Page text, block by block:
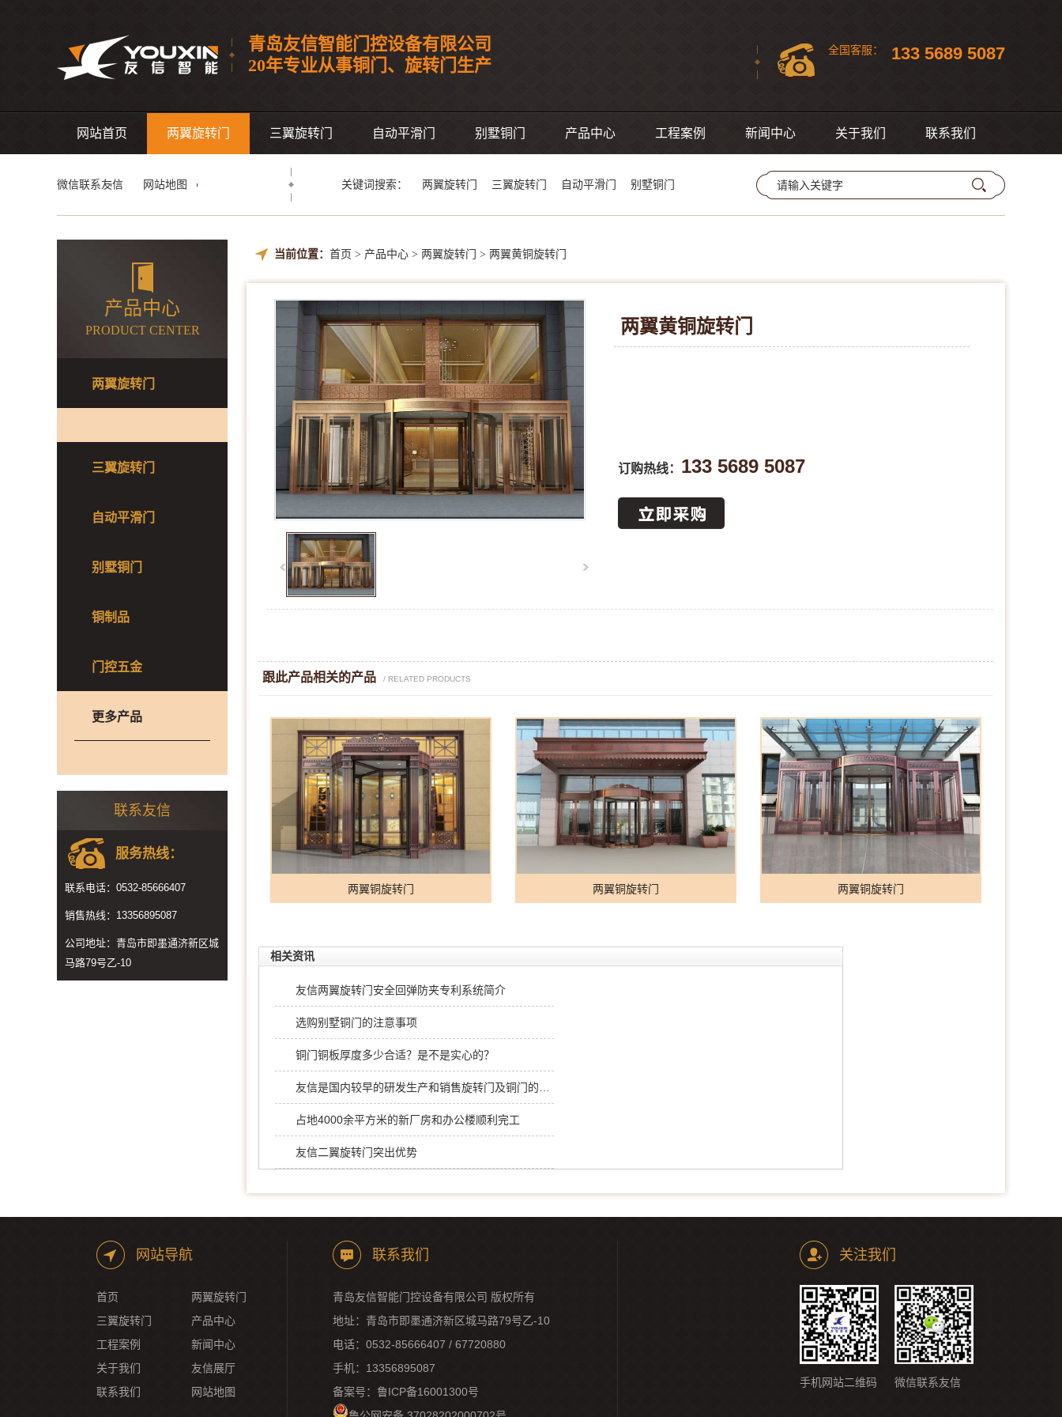
青岛友信智能门控设备有限公司
20年专业从事铜门、旋转门生产
全国 客服： 133 5689 5087
网站首页 两翼旋转门 三翼旋转门 自动平滑门 别墅铜门 产品中心 工程案例 新闻中心 关于我们 联系我们
微信联系友信 网站地图 关键词搜索： 两翼旋转门 三翼旋转门 自动平滑门 别墅铜门
当前位置： 首页 > 产品中心 > 两翼旋转门 > 两翼黄铜旋转门
两翼黄铜旋转门
订购热线： 133 5689 5087
跟此产品相关的产品 / RELATED PRODUCTS
两翼铜旋转门 两翼铜旋转门 两翼铜旋转门
相关资讯
友信两翼旋转门安全回弹防夹专利系统简介
选购别墅铜门的注意事项
铜门铜板厚度多少合适？是不是实心的？
占地4000余平方米的新厂房和办公楼顺利完工
友信二翼旋转门突出优势
产品中心
PRODUCT CENTER
两翼旋转门
三翼旋转门
自动平滑门
别墅铜门
铜制品
门控五金
更多产品
联系友信
服务热线：
联系电话：0532-85666407
销售热线：13356895087
公司地址：青岛市即墨通济新区城
马路79号乙-10
网站导航
首页
两翼旋转门
三翼旋转门
产品中心
工程案例
新闻中心
关于我们
友信展厅
联系我们
网站地图
联系我们
青岛友信智能门控设备有限公司 版权所有
地址：青岛市即墨通济新区城马路79号乙-10
电话：0532-85666407 / 67720880
手机：13356895087
备案号： 鲁ICP备16001300号
关注我们
手机网站二维码 微信联系友信